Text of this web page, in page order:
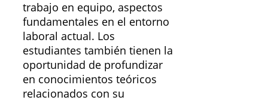
trabajo en equipo, aspectos
fundamentales en el entorno
laboral actual. Los
estudiantes también tienen la
oportunidad de profundizar
en conocimientos teóricos
relacionados con su